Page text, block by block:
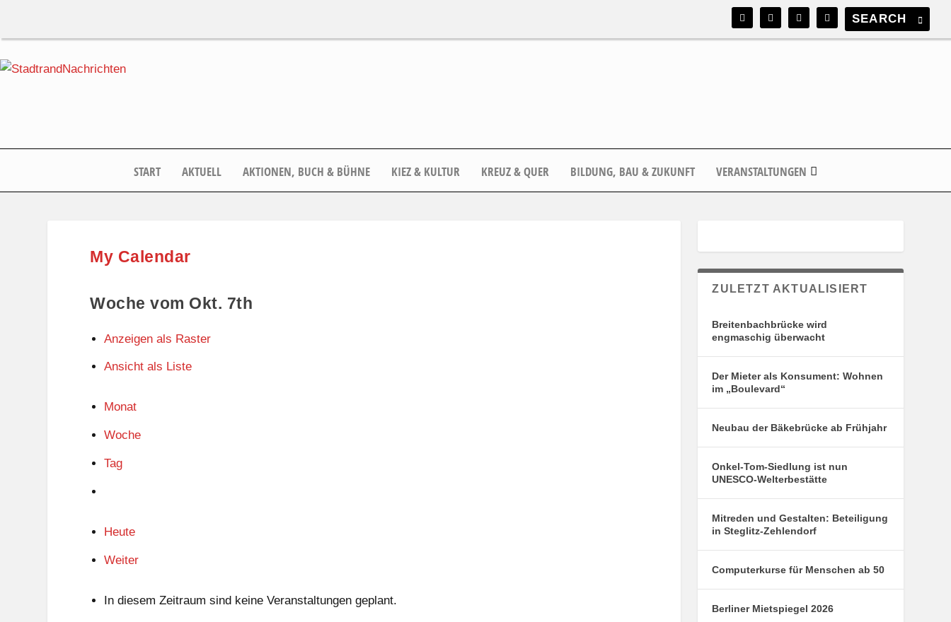
START AKTUELL AKTIONEN, BUCH & BÜHNE KIEZ & KULTUR KREUZ & QUER BILDUNG, BAU & ZUKUNFT VERANSTALTUNGEN
My Calendar
Woche vom Okt. 7th
Anzeigen als Raster
Ansicht als Liste
Monat
Woche
Tag
Heute
Weiter
In diesem Zeitraum sind keine Veranstaltungen geplant.
ZULETZT AKTUALISIERT
Breitenbachbrücke wird
engmaschig überwacht
Der Mieter als Konsument: Wohnen
im „Boulevard“
Neubau der Bäkebrücke ab Frühjahr
Onkel-Tom-Siedlung ist nun
UNESCO-Welterbestätte
Mitreden und Gestalten: Beteiligung
in Steglitz-Zehlendorf
Computerkurse für Menschen ab 50
Berliner Mietspiegel 2026